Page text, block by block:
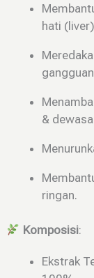
hati
&
ringan.
Komposisi:
Ekstrak